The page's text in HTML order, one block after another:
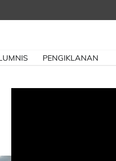
PENGIKLANAN